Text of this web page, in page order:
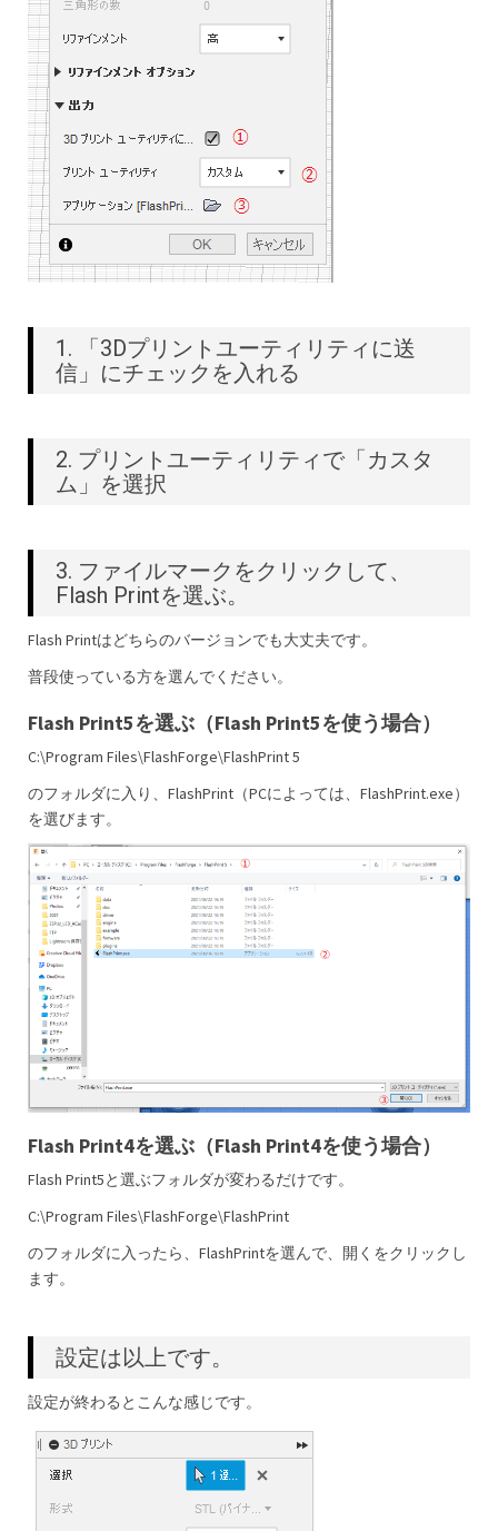
1. 「3Dプリントユーティリティに送
信」にチェックを入れる
2. プリントユーティリティで「カスタ
ム」を選択
3. ファイルマークをクリックして、
Flash Printを選ぶ。
Flash Printはどちらのバージョンでも大丈夫です。
普段使っている方を選んでください。
Flash Print5を選ぶ（Flash Print5を使う場合）
C:\Program Files\FlashForge\FlashPrint 5
のフォルダに入り、FlashPrint（PCによっては、FlashPrint.exe）
を選びます。
Flash Print4を選ぶ（Flash Print4を使う場合）
Flash Print5と選ぶフォルダが変わるだけです。
C:\Program Files\FlashForge\FlashPrint
のフォルダに入ったら、FlashPrintを選んで、開くをクリックし
ます。
設定は以上です。
設定が終わるとこんな感じです。